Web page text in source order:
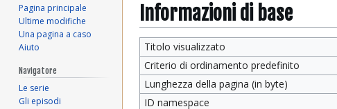
Vai
alla
navigazione
Vai
alla
ricerca
Informazioni di base
Titolo visualizzato
Criterio di ordinamento predefinito
Lunghezza della pagina (in byte)
ID namespace
Pagina principale
Ultime modifiche
Una pagina a caso
Aiuto
Navigatore
Le serie
Gli episodi